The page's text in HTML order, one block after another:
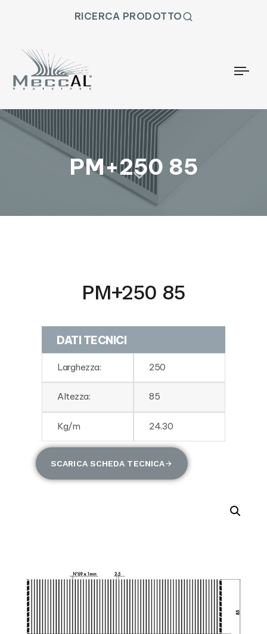
RICERCA PRODOTTO
PM+250 85
PM+250 85
DATI TECNICI
Larghezza: 250
Altezza: 85
Kg/m 24.30
SCARICA SCHEDA TECNICA